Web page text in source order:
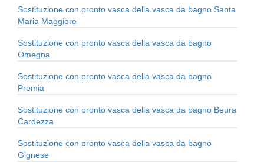
Sostituzione con pronto vasca della vasca da bagno Santa
Maria Maggiore
Sostituzione con pronto vasca della vasca da bagno
Omegna
Sostituzione con pronto vasca della vasca da bagno
Premia
Sostituzione con pronto vasca della vasca da bagno Beura
Cardezza
Sostituzione con pronto vasca della vasca da bagno
Gignese